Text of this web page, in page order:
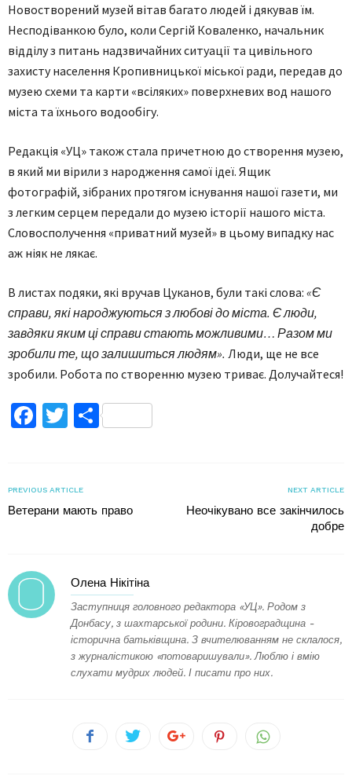
Новостворений музей вітав багато людей і дякував їм.
Несподіванкою було, коли Сергій Коваленко, начальник
відділу з питань надзвичайних ситуації та цивільного
захисту населення Кропивницької міської ради, передав до
музею схеми та карти «всіляких» поверхневих вод нашого
міста та їхнього водообігу.
Редакція «УЦ» також стала причетною до створення музею,
в який ми вірили з народження самої ідеї. Ящик
фотографій, зібраних протягом існування нашої газети, ми
з легким серцем передали до музею історії нашого міста.
Словосполучення «приватний музей» в цьому випадку нас
аж ніяк не лякає.
В листах подяки, які вручав Цуканов, були такі слова: «Є
справи, які народжуються з любові до міста. Є люди,
завдяки яким ці справи стають можливими… Разом ми
зробили те, що залишиться людям». Люди, ще не все
зробили. Робота по створенню музею триває. Долучайтеся!
Facebook
TwitterПоділитися
PREVIOUS ARTICLE
Ветерани мають право
NEXT ARTICLE
Неочікувано все закінчилось
добре
Олена Нікітіна
Заступниця головного редактора «УЦ». Родом з
Донбасу, з шахтарської родини. Кіровоградщина -
історична батьківщина. З вчителюванням не склалося,
з журналістикою «потоваришували». Люблю і вмію
слухати мудрих людей. І писати про них.